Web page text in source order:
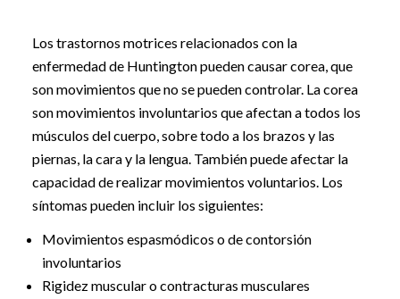
Los trastornos motrices relacionados con la
enfermedad de Huntington pueden causar corea, que
son movimientos que no se pueden controlar. La corea
son movimientos involuntarios que afectan a todos los
músculos del cuerpo, sobre todo a los brazos y las
piernas, la cara y la lengua. También puede afectar la
capacidad de realizar movimientos voluntarios. Los
síntomas pueden incluir los siguientes:
Movimientos espasmódicos o de contorsión
involuntarios
Rigidez muscular o contracturas musculares